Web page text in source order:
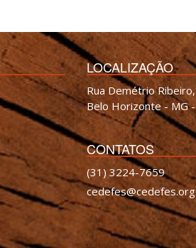
LOCALIZAÇÃO
Rua Demétrio
Belo Horizonte - MG
CONTATOS
(31) 3224-7659